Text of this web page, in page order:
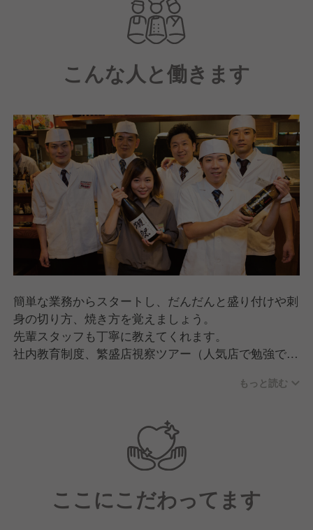
事に繋がる、そう信じて日々頑張っております。又、
お客様の『よろこび』が私の『よろこび』と思える従
業員と共に日々まごころをもって務めて参ります。
こんな人と働きます
簡単な業務からスタートし、だんだんと盛り付けや刺
身の切り方、焼き方を覚えましょう。
先輩スタッフも丁寧に教えてくれます。
社内教育制度、繁盛店視察ツアー（人気店で勉強でき
もっと読む
ここにこだわってます